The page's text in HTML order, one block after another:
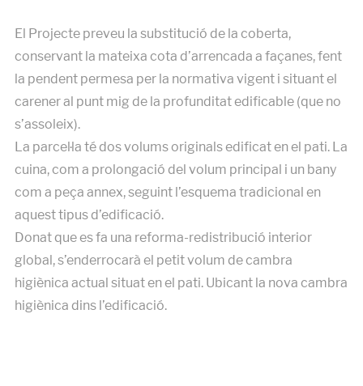
El Projecte preveu la substitució de la coberta,
conservant la mateixa cota d’arrencada a façanes, fent
la pendent permesa per la normativa vigent i situant el
carener al punt mig de la profunditat edificable (que no
s’assoleix).
La parcel·la té dos volums originals edificat en el pati. La
cuina, com a prolongació del volum principal i un bany
com a peça annex, seguint l’esquema tradicional en
aquest tipus d’edificació.
Donat que es fa una reforma-redistribució interior
global, s’enderrocarà el petit volum de cambra
higiènica actual situat en el pati. Ubicant la nova cambra
higiènica dins l’edificació.